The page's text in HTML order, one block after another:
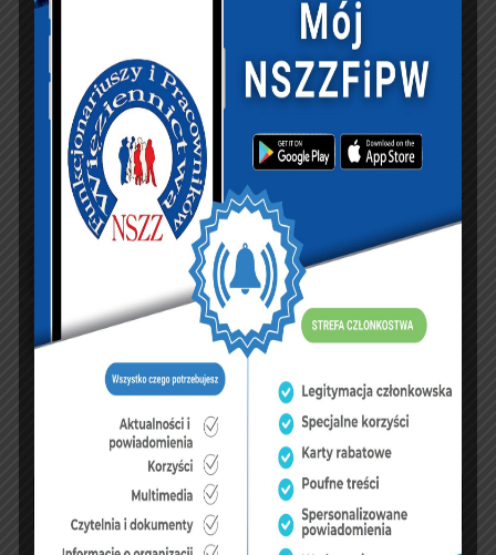
NASZ FACEBOOK
UBEZPIECZENIA
sierpień 2026
W Ś P